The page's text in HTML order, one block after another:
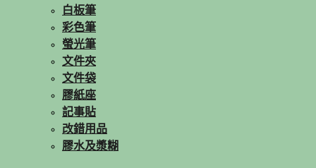
白板筆
彩色筆
螢光筆
文件夾
文件袋
膠紙座
記事貼
改錯用品
膠水及漿糊